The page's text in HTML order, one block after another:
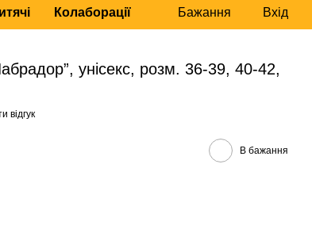
Колаборації Бажання Вхід
унісекс, розм. 36-39, 40-42,
відгук
В бажання